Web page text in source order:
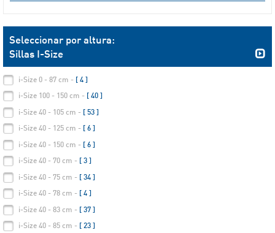
Seleccionar por altura:
Sillas I-Size
i-Size 0 - 87 cm - [ 4 ]
i-Size 100 - 150 cm - [ 40 ]
i-Size 40 - 105 cm - [ 53 ]
i-Size 40 - 125 cm - [ 6 ]
i-Size 40 - 150 cm - [ 6 ]
i-Size 40 - 70 cm - [ 3 ]
i-Size 40 - 75 cm - [ 34 ]
i-Size 40 - 78 cm - [ 4 ]
i-Size 40 - 83 cm - [ 37 ]
i-Size 40 - 85 cm - [ 23 ]